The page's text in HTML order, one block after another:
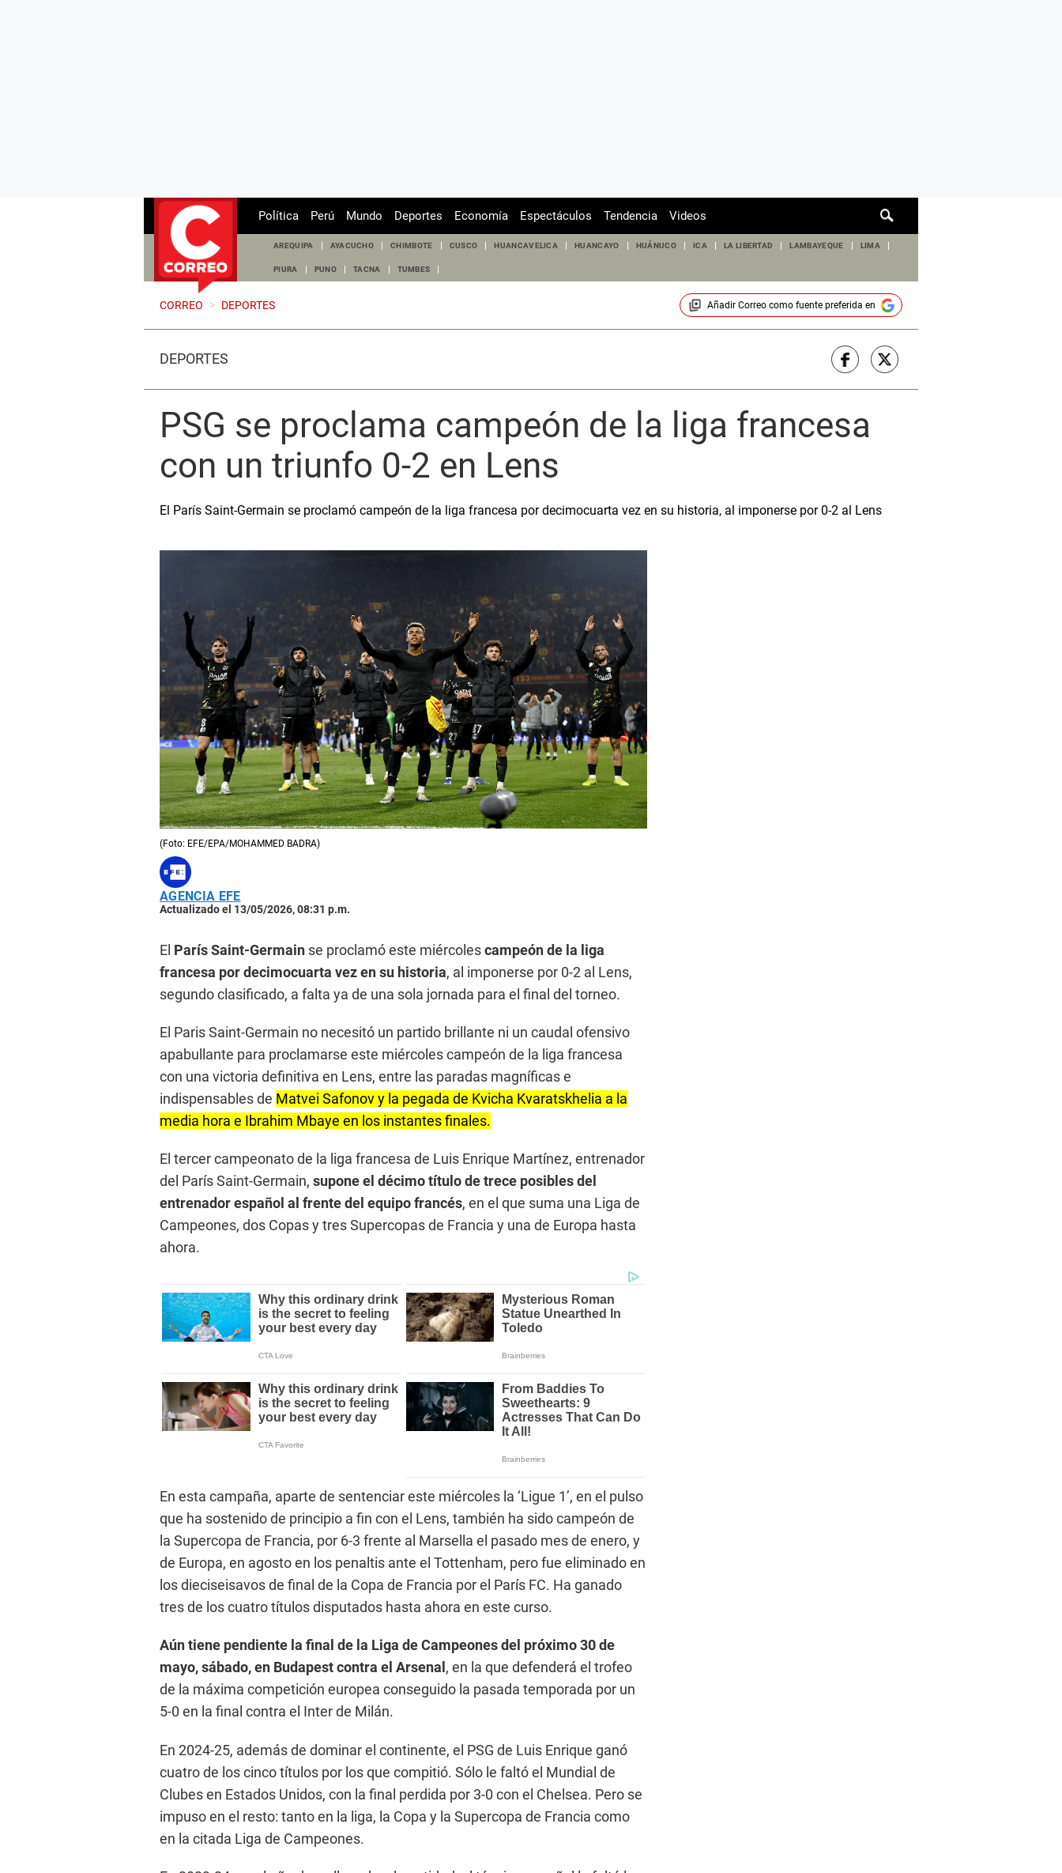
de
Política Perú Mundo Deportes Economía Espectáculos Tendencia Videos
AREQUIPA AYACUCHO CHIMBOTE CUSCO HUANCAVELICA HUANCAYO HUÁNUCO ICA LA LIBERTAD LAMBAYEQUE LIMA
PIURA PUNO TACNA TUMBES
CORREO > DEPORTES Añadir Correocomo fuente preferida en
DEPORTES
PSG se proclama campeón de la liga francesa
con un triunfo 0-2 en Lens
El París Saint-Germain se proclamó campeón de la liga francesa por decimocuarta vez en su historia, al imponerse por 0-2 al Lens
(Foto: EFE/EPA/MOHAMMED BADRA)
AGENCIA EFE
Actualizado el 13/05/2026, 08:31 p.m.
El París Saint-Germain se proclamó este miércolescampeón de la liga
francesa por decimocuarta vez en su historia, al imponerse por 0-2 al Lens,
segundo clasificado, a falta ya de una sola jornada para el final del torneo.
El Paris Saint-Germain no necesitó un partido brillante ni un caudal ofensivo
apabullante para proclamarse este miércoles campeón de la liga francesa
con una victoria definitiva en Lens, entre las paradas magníficas e
indispensables de Matvei Safonov y la pegada de Kvicha Kvaratskhelia a la
media hora e Ibrahim Mbaye en los instantes finales.
El tercer campeonato de la liga francesa de Luis Enrique Martínez, entrenador
del París Saint-Germain, supone el décimo título de trece posibles del
entrenador español al frente del equipo francés, en el que suma una Liga de
Campeones, dos Copas y tres Supercopas de Francia y una de Europa hasta
ahora.
En esta campaña, aparte de sentenciar este miércoles la ‘Ligue 1’, en el pulso
que ha sostenido de principio a fin con el Lens, también ha sido campeón de
la Supercopa de Francia, por 6-3 frente al Marsella el pasado mes de enero, y
de Europa, en agosto en los penaltis ante el Tottenham, pero fue eliminado en
los dieciseisavos de final de la Copa de Francia por el París FC. Ha ganado
tres de los cuatro títulos disputados hasta ahora en este curso.
Aún tiene pendiente la final de la Liga de Campeones del próximo 30 de
mayo, sábado, en Budapest contra el Arsenal, en la que defenderá el trofeo
de la máxima competición europea conseguido la pasada temporada por un
5-0 en la final contra el Inter de Milán.
En 2024-25, además de dominar el continente, el PSG de Luis Enrique ganó
cuatro de los cinco títulos por los que compitió. Sólo le faltó el Mundial de
Clubes en Estados Unidos, con la final perdida por 3-0 con el Chelsea. Pero se
impuso en el resto: tanto en la liga, la Copa y la Supercopa de Francia como
en la citada Liga de Campeones.